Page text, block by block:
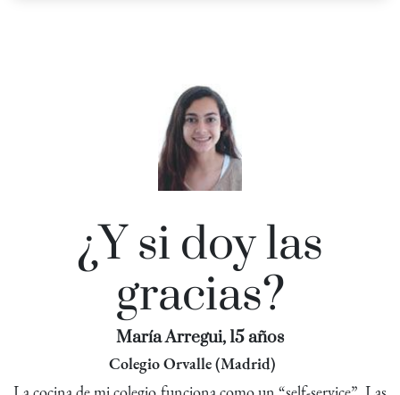
¿Y si doy las
gracias?
María Arregui, 15 años
Colegio Orvalle (Madrid)